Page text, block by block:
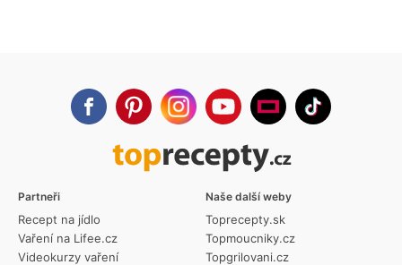
Partneři
Recept na jídlo
Vaření na Lifee.cz
Videokurzy vaření
Naše další weby
Toprecepty.sk
Topmoucniky.cz
Topgrilovani.cz